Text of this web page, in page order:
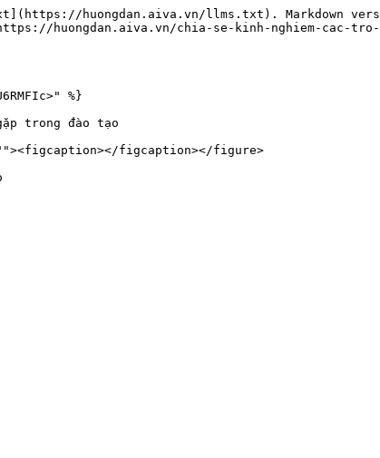
huongdan.aiva.vn/llms.txt). Markdown
huongdan.aiva.vn/chia-se-kinh-nghiem-cac-
%}
trong đào tạo
figcaption></figure>